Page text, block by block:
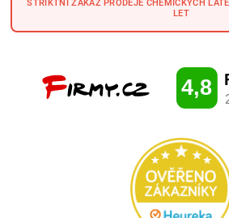
STRIKTNÍ ZÁKAZ PRODEJE CHEMICKÝCH
LET